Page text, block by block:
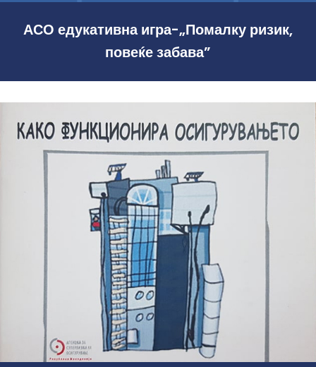
АСО едукативна игра-„Помалку ризик,
повеќе забава”
јануари 8, 2020
Како функционира
осигурувањето